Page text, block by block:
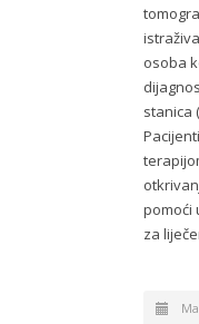
osoba
stanica
pomoći
za